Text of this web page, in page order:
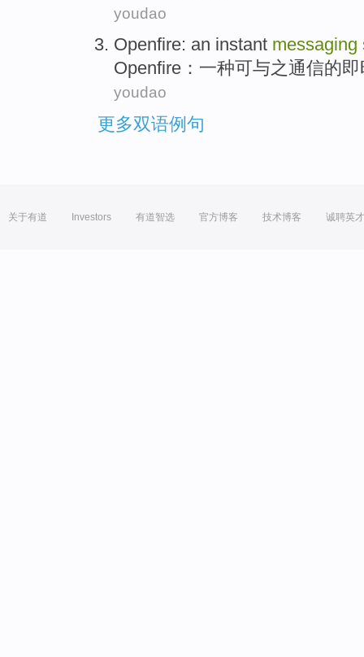
youdao
Openfire: an instant messaging
Openfire ： 一种可与之通信的
youdao
更多双语例句
关于有道 Investors 有道智选 官方博客 技术博客 诚聘英才